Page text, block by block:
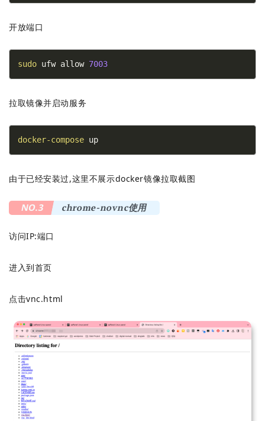
开放端口
sudo ufw allow 7003
拉取镜像并启动服务
docker-compose up
由于已经安装过,这里不展示docker镜像拉取截图
NO.3 chrome-novnc使用
访问IP:端口
进入到首页
点击vnc.html